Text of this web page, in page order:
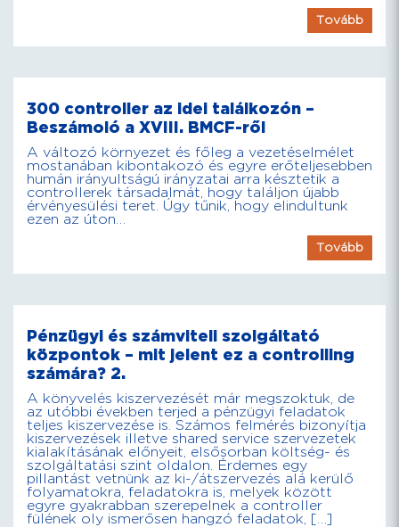
Tovább
300 controller az idei találkozón –
Beszámoló a XVIII. BMCF-ről
A változó környezet és főleg a vezetéselmélet
mostanában kibontakozó és egyre erőteljesebben
humán irányultságú irányzatai arra késztetik a
controllerek társadalmát, hogy találjon újabb
érvényesülési teret. Úgy tűnik, hogy elindultunk
ezen az úton…
Tovább
Pénzügyi és számviteli szolgáltató
központok – mit jelent ez a controlling
számára? 2.
A könyvelés kiszervezését már megszoktuk, de
az utóbbi években terjed a pénzügyi feladatok
teljes kiszervezése is. Számos felmérés bizonyítja
kiszervezések illetve shared service szervezetek
kialakításának előnyeit, elsősorban költség- és
szolgáltatási szint oldalon. Érdemes egy
pillantást vetnünk az ki-/átszervezés alá kerülő
folyamatokra, feladatokra is, melyek között
egyre gyakrabban szerepelnek a controller
fülének oly ismerősen hangzó feladatok, […]